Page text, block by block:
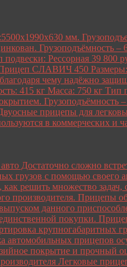
мм.
Рессорная 39
СЛАВИЧ 450 Размеры:
чему надёжно
415 кг Масса: 750 кг
прицепы для
в коммерческих и
Достаточно сложно
грузов с помощью своего
решить множество
производителя. Прицепы
данного
покупки.
крупногабаритных
прицепов
покрытие и прочный
Легковые